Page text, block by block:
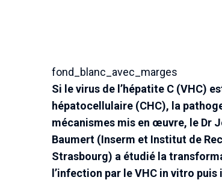
fond_blanc_avec_marges
Si le virus de l’hépatite C (VHC)
hépatocellulaire (CHC), la
mécanismes mis en œuvre, le Dr
Baumert (Inserm et Institut de
Strasbourg) a étudié la
l’infection par le VHC in vitro